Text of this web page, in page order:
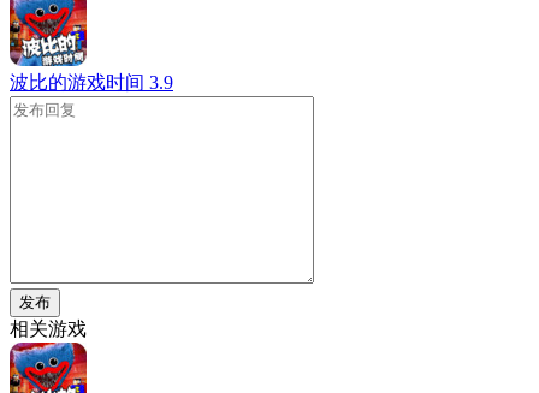
波比的游戏时间 3.9
发布
相关游戏